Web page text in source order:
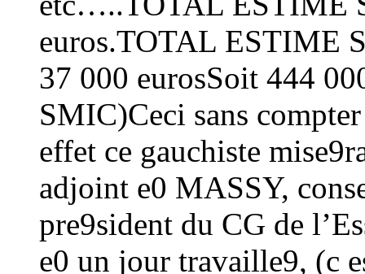
euros.TOTAL ESTIME
37 000 eurosSoit 444
SMIC)Ceci sans
effet ce gauchiste
adjoint e0 MASSY,
pre9sident du CG de
e0 un jour travaille9, (c